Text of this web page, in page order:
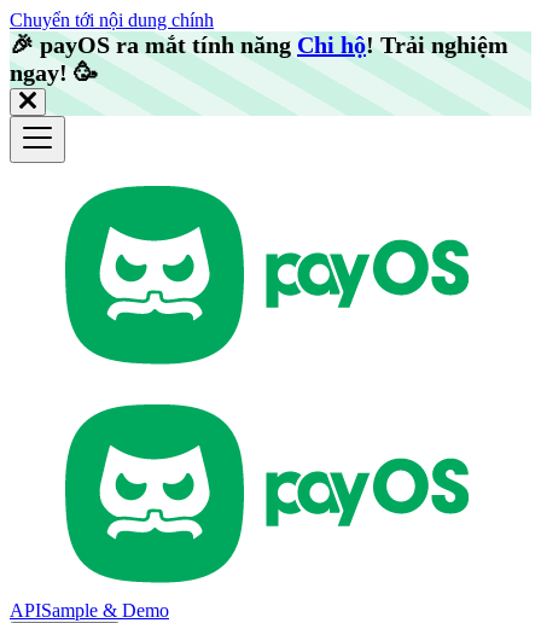
Chuyển tới nội dung chính
🎉️payOS ra mắt tính năng Chi hộ! Trải nghiệm
ngay!🥳️
APISample & Demo